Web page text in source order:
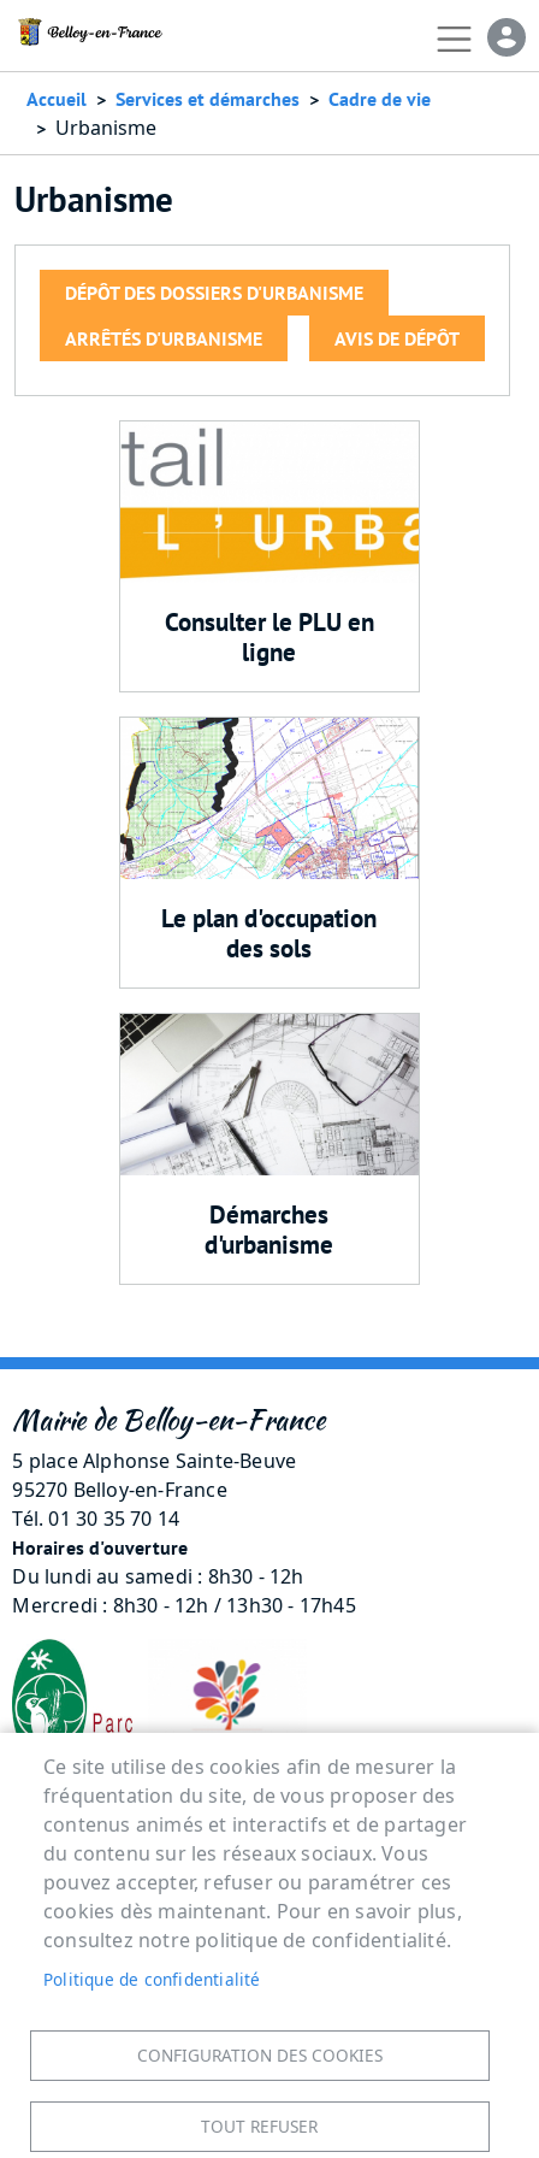
Accueil Services et démarches Cadre de vie
Urbanisme
Urbanisme
DÉPÔT DES DOSSIERS D'URBANISME
ARRÊTÉS D'URBANISME
AVIS DE DÉPÔT
Consulter le PLU en
ligne
Le plan d'occupation
des sols
Démarches
d'urbanisme
Mairie de Belloy-en-France
5 place Alphonse Sainte-Beuve
95270 Belloy-en-France
Tél. 01 30 35 70 14
Horaires d'ouverture
Du lundi au samedi : 8h30 - 12h
Mercredi : 8h30 - 12h / 13h30 - 17h45
Menu Pied de page
ACCUEIL
MENTIONS LÉGALES
DONNÉES PERSONNELLES
ACCESSIBILITÉ : NON CONFORME
COOKIES
Ce site utilise des cookies afin de mesurer la
fréquentation du site, de vous proposer des
contenus animés et interactifs et de partager
du contenu sur les réseaux sociaux. Vous
pouvez accepter, refuser ou paramétrer ces
cookies dès maintenant. Pour en savoir plus,
consultez notre politique de confidentialité.
Politique de confidentialité
CONFIGURATION DES COOKIES
TOUT REFUSER